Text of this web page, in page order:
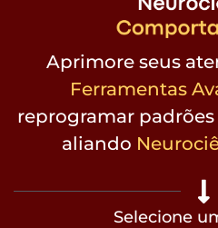
Aprimore seus
Ferramentas
reprogramar
aliando
Selecione